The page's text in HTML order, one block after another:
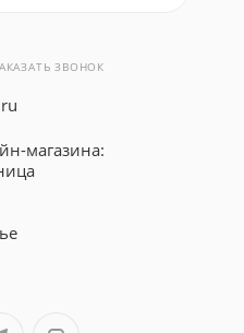
ЗВОНОК
магазина: